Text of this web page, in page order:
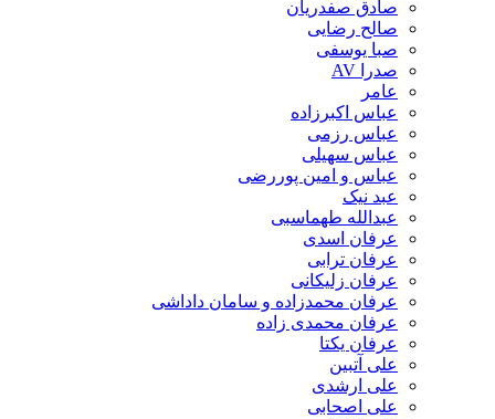
صادق صفدریان
صالح رضایی
صبا یوسفی
صدرا AV
عامر
عباس اکبرزاده
عباس رزمی
عباس سهیلی
عباس و امین پوررضی
عبد نیک
عبدالله طهماسبی‎
عرفان اسدی
عرفان ترابی
عرفان زلیکانی
عرفان محمدزاده و سامان داداشی
عرفان محمدی زاده
عرفان یکتا
علی آتبین
علی ارشدی
علی اصحابی